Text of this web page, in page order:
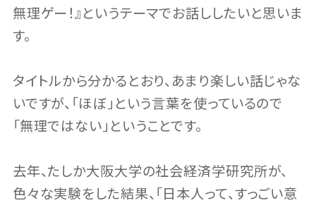
無理ゲー！』というテーマでお話ししたいと思いま
す。
タイトルから分かるとおり、あまり楽しい話じゃな
いですが、「ほぼ」という言葉を使っているので
「無理ではない」ということです。
去年、たしか大阪大学の社会経済学研究所が、
色々な実験をした結果、「日本人って、すっごい意